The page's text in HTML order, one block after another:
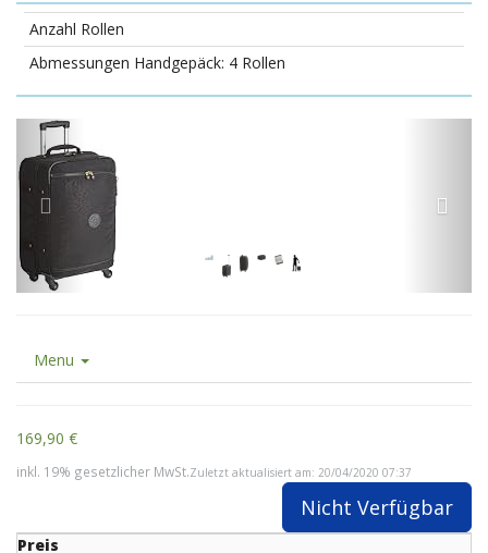
Anzahl Rollen
4 Rollen
Menu
169,90 €
inkl. 19% gesetzlicher MwSt.Zuletzt aktualisiert am: 20/04/2020 07:37
Nicht Verfügbar
Preis